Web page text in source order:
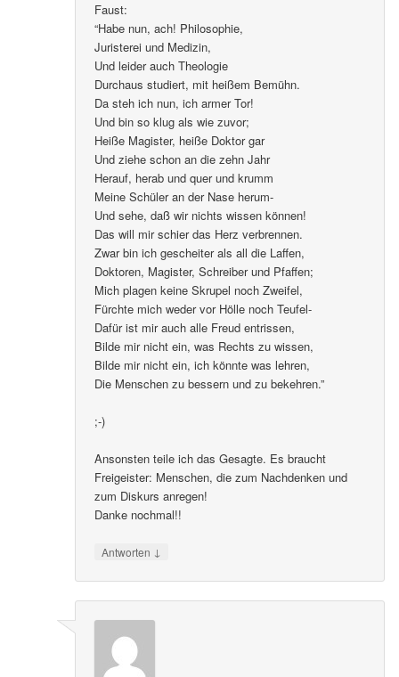
Faust:
“Habe nun, ach! Philosophie,
Juristerei und Medizin,
Und leider auch Theologie
Durchaus studiert, mit heißem Bemühn.
Da steh ich nun, ich armer Tor!
Und bin so klug als wie zuvor;
Heiße Magister, heiße Doktor gar
Und ziehe schon an die zehn Jahr
Herauf, herab und quer und krumm
Meine Schüler an der Nase herum-
Und sehe, daß wir nichts wissen können!
Das will mir schier das Herz verbrennen.
Zwar bin ich gescheiter als all die Laffen,
Doktoren, Magister, Schreiber und Pfaffen;
Mich plagen keine Skrupel noch Zweifel,
Fürchte mich weder vor Hölle noch Teufel-
Dafür ist mir auch alle Freud entrissen,
Bilde mir nicht ein, was Rechts zu wissen,
Bilde mir nicht ein, ich könnte was lehren,
Die Menschen zu bessern und zu bekehren.”
;-)
Ansonsten teile ich das Gesagte. Es braucht
Freigeister: Menschen, die zum Nachdenken und
zum Diskurs anregen!
Danke nochmal!!
Antworten ↓